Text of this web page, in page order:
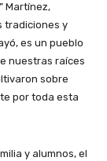
Martínez,
tradiciones y
es un pueblo
nuestras raíces
sobre
por toda esta
y alumnos, el